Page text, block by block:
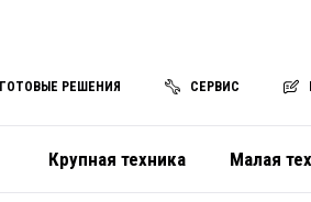
ГОТОВЫЕ РЕШЕНИЯ СЕРВИС
Крупная техника Малая